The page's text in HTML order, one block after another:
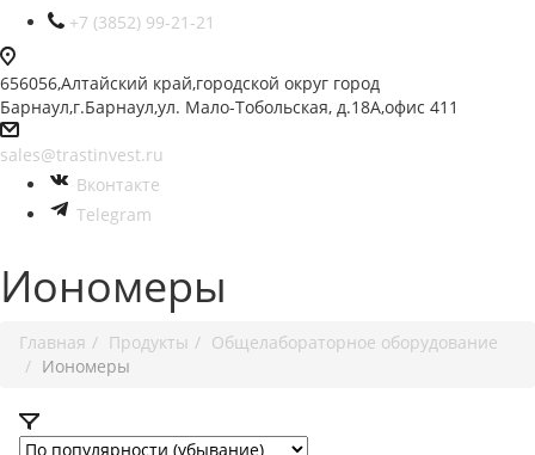
+7 (3852) 99-21-21
656056,Алтайский край,городской округ город
Барнаул,г.Барнаул,ул. Мало-Тобольская, д.18А,офис 411
sales@trastinvest.ru
Вконтакте
Telegram
Иономеры
Главная Продукты
Общелабораторное оборудование
Иономеры